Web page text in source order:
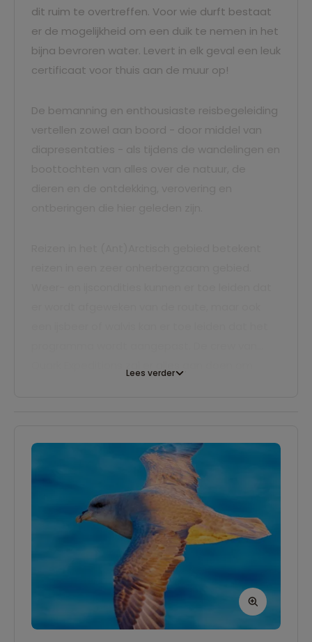
dit ruim te overtreffen. Voor wie durft bestaat
er de mogelijkheid om een duik te nemen in het
bijna bevroren water. Levert in elk geval een leuk
certificaat voor thuis aan de muur op!
De bemanning en enthousiaste reisbegeleiding
vertellen zowel aan boord - door middel van
diapresentaties - als tijdens de wandelingen en
Lees verder